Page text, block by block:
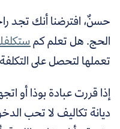
حسنٌ، افترضنا أنك تجد
الحج. هل تعلم كم
تعملها لتحصل على
إذا قررت عبادة بوذا أو
ديانة تكاليف لا تحب